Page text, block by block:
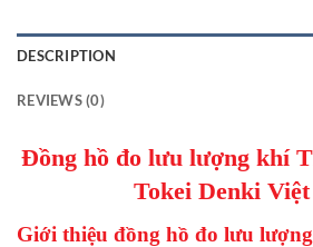
DESCRIPTION
REVIEWS (0)
Đồng hồ đo lưu lượng khí
Tokei Denki
Giới thiệu đồng hồ đo lưu